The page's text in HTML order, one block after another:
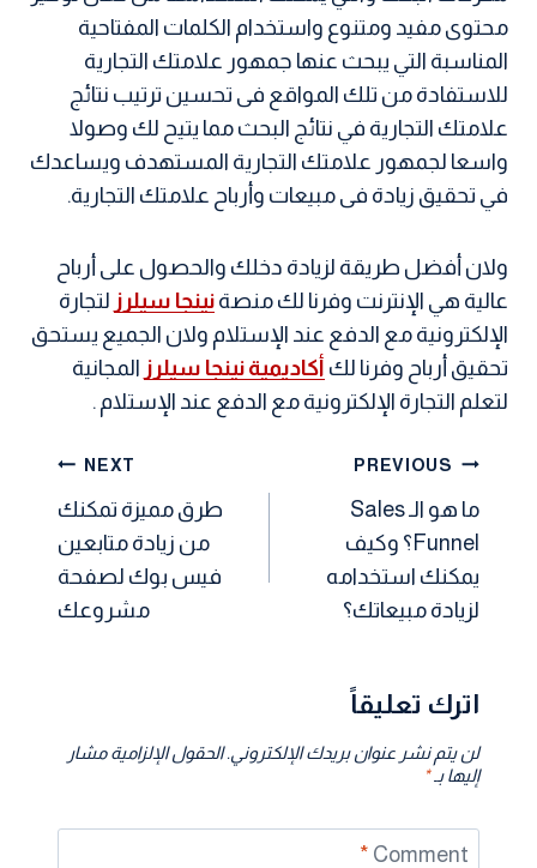
محتوى مفيد ومتنوع واستخدام الكلمات المفتاحية
المناسبة التي يبحث عنها جمهور علامتك التجارية
للاستفادة من تلك المواقع فى تحسين ترتيب نتائج
علامتك التجارية في نتائج البحث مما يتيح لك وصولا
واسعا لجمهور علامتك التجارية المستهدف ويساعدك
في تحقيق زيادة فى مبيعات وأرباح علامتك التجارية.
ولان أفضل طريقة لزيادة دخلك والحصول على أرباح
عالية هي الإنترنت وفرنا لك منصةنينجا سيلرز لتجارة
الإلكترونية مع الدفع عند الإستلام ولان الجميع يستحق
تحقيق أرباح وفرنا لك أكاديمية نينجا سيلرز المجانية
لتعلم التجارة الإلكترونية مع الدفع عند الإستلام .
تصفّح
المقالات
PREVIOUS
ما هو الـ Sales
Funnel؟ وكيف
يمكنك استخدامه
لزيادة مبيعاتك؟
NEXT
طرق مميزة تمكنك
من زيادة متابعين
فيس بوك لصفحة
مشروعك
اترك تعليقاً
لن يتم نشر عنوان بريدك الإلكتروني. الحقول الإلزامية مشار
إليها بـ*
Comment
*